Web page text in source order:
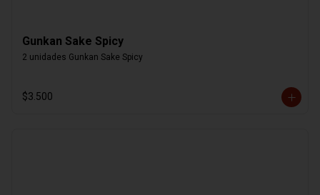
Gunkan Sake Spicy
2 unidades Gunkan Sake Spicy
$3.500